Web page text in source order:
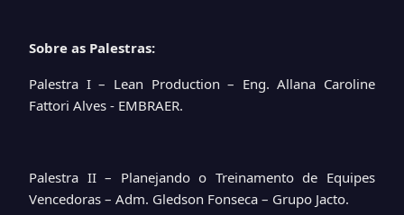
Sobre as Palestras:
Palestra I – Lean Production – Eng. Allana Caroline
Fattori Alves - EMBRAER.
Palestra II – Planejando o Treinamento de Equipes
Vencedoras – Adm. Gledson Fonseca – Grupo Jacto.